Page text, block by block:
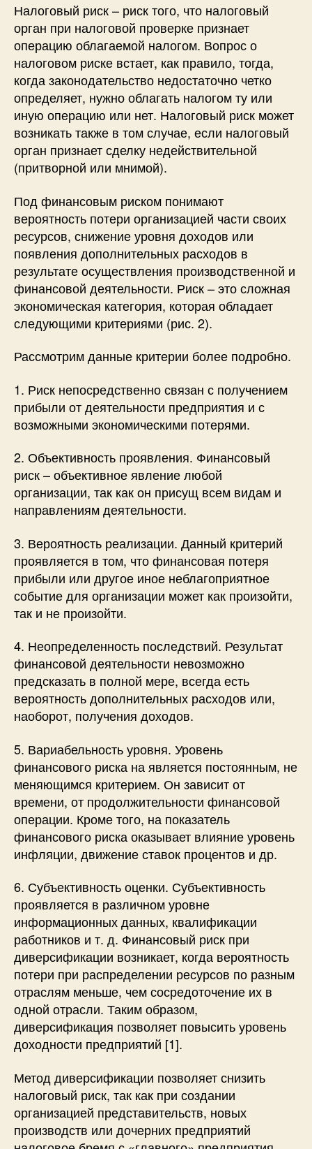
Налоговый риск – риск того, что налоговый
орган при налоговой проверке признает
операцию облагаемой налогом. Вопрос о
налоговом риске встает, как правило, тогда,
когда законодательство недостаточно четко
определяет, нужно облагать налогом ту или
иную операцию или нет. Налоговый риск может
возникать также в том случае, если налоговый
орган признает сделку недействительной
(притворной или мнимой).
Под финансовым риском понимают
вероятность потери организацией части своих
ресурсов, снижение уровня доходов или
появления дополнительных расходов в
результате осуществления производственной и
финансовой деятельности. Риск – это сложная
экономическая категория, которая обладает
следующими критериями (рис. 2).
Рассмотрим данные критерии более подробно.
1. Риск непосредственно связан с получением
прибыли от деятельности предприятия и с
возможными экономическими потерями.
2. Объективность проявления. Финансовый
риск – объективное явление любой
организации, так как он присущ всем видам и
направлениям деятельности.
3. Вероятность реализации. Данный критерий
проявляется в том, что финансовая потеря
прибыли или другое иное неблагоприятное
событие для организации может как произойти,
так и не произойти.
4. Неопределенность последствий. Результат
финансовой деятельности невозможно
предсказать в полной мере, всегда есть
вероятность дополнительных расходов или,
наоборот, получения доходов.
5. Вариабельность уровня. Уровень
финансового риска на является постоянным, не
меняющимся критерием. Он зависит от
времени, от продолжительности финансовой
операции. Кроме того, на показатель
финансового риска оказывает влияние уровень
инфляции, движение ставок процентов и др.
6. Субъективность оценки. Субъективность
проявляется в различном уровне
информационных данных, квалификации
работников и т. д. Финансовый риск при
диверсификации возникает, когда вероятность
потери при распределении ресурсов по разным
отраслям меньше, чем сосредоточение их в
одной отрасли. Таким образом,
диверсификация позволяет повысить уровень
доходности предприятий [1].
Метод диверсификации позволяет снизить
налоговый риск, так как при создании
организацией представительств, новых
производств или дочерних предприятий